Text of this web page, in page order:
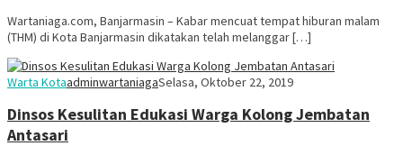
Wartaniaga.com, Banjarmasin – Kabar mencuat tempat hiburan malam
(THM) di Kota Banjarmasin dikatakan telah melanggar […]
Warta KotaadminwartaniagaSelasa, Oktober 22, 2019
Dinsos Kesulitan Edukasi Warga Kolong Jembatan
Antasari